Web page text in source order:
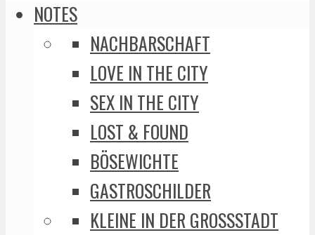
NOTES
NACHBARSCHAFT
LOVE IN THE CITY
SEX IN THE CITY
LOST & FOUND
BÖSEWICHTE
GASTROSCHILDER
KLEINE IN DER GROSSSTADT